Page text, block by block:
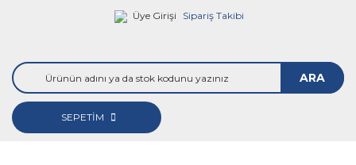
Üye Girişi Sipariş Takibi
ARA
SEPETİM